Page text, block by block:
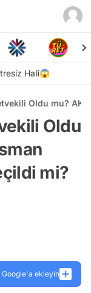
Hali😱
Oldu mu? AK
Oldu
mi?
Google'a ekleyin